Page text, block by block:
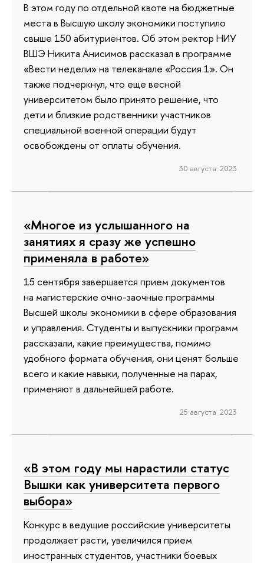
В этом году по отдельной квоте на бюджетные
места в Высшую школу экономики поступило
свыше 150 абитуриентов. Об этом ректор НИУ
ВШЭ Никита Анисимов рассказал в программе
«Вести недели» на телеканале «Россия 1». Он
также подчеркнул, что еще весной
университетом было принято решение, что
дети и близкие родственники участников
специальной военной операции будут
освобождены от оплаты обучения.
30 августа 2023
«Многое из услышанного на
занятиях я сразу же успешно
применяла в работе»
15 сентября завершается прием документов
на магистерские очно-заочные программы
Высшей школы экономики в сфере образования
и управления. Студенты и выпускники программ
рассказали, какие преимущества, помимо
удобного формата обучения, они ценят больше
всего и какие навыки, полученные на парах,
применяют в дальнейшей работе.
25 августа 2023
«В этом году мы нарастили статус
Вышки как университета первого
выбора»
Конкурс в ведущие российские университеты
продолжает расти, увеличился прием
иностранных студентов, участники боевых